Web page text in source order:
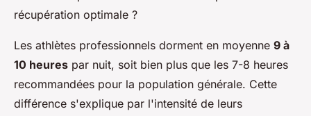
Les athlètes professionnels dorment en moyenne 9 à
10 heures par nuit, soit bien plus que les 7-8 heures
recommandées pour la population générale. Cette
différence s'explique par l'intensité de leurs